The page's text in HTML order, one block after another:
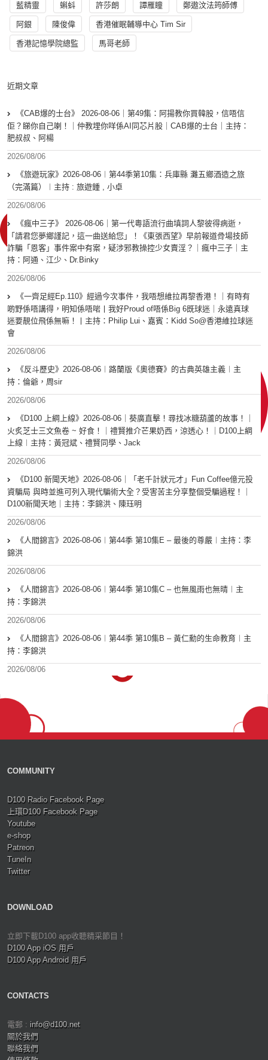
藍精靈 蝌蚪 許莎朗 譚雁瞳 鄭遨汶法筠師傅
阿銀 陳俊偉 香港催眠輔導中心 Tim Sir
香港記憶學院總監 馬哥老師
近期文章
《CAB爆的士台》 2026-08-06｜第49集：阿揚教你買韓股，信唔信
佢？睇你自己喇！｜仲教埋你咩係AI同芯片股｜CAB爆的士台｜主持：
肥叔叔、阿楊
2026/08/06
《旅遊玩家》2026-08-06︱第44季第10集：兵庫縣 灘五鄉酒造之旅
（完滿篇）︱主持 : 旅遊鍾 , 小卓
2026/08/06
《瘋中三子》 2026-08-06｜第一代粵語流行曲填詞人黎彼得病逝，
「請君您夢鄉謹記，這一曲送給您」！《東張西望》早前報道骨場技師
詐騙「恩客」事件案中有案，疑涉邪教操控少女賣淫？｜瘋中三子｜主
持：阿通、江少、Dr.Binky
2026/08/06
《一齊足經Ep.110》經過今次事件，我唔想維拉再黎香港！｜有時有
啲野係唔講得，明知係唔啱丨我好Proud of唔係Big 6既球迷｜永遠真球
迷要靚位飛係無嘛！丨主持：Philip Lui、嘉賓：Kidd So@香港維拉球迷
會
2026/08/06
《反斗歷史》2026-08-06︱路蘭版《奧德賽》的古典英雄主義︱主
持：倫爺，周sir
2026/08/06
《D100 上綱上線》2026-08-06｜葵廣直擊！尋找冰糖葫蘆的故事！｜
火炙芝士三文魚卷 ~ 好食！｜禮賢推介芒果奶西，涼透心！｜D100上綱
上線︱主持：黃冠斌、禮賢同學、Jack
2026/08/06
《D100 新聞天地》2026-08-06｜「老千計狀元才」Fun Coffee億元投
資騙局 與時並進可列入現代騙術大全？受害苦主分享整個受騙過程！｜
D100新聞天地｜主持：李錦洪、陳珏明
2026/08/06
《人間錦言》2026-08-06︱第44季 第10集E – 最後的尊嚴︱主持：李
錦洪
2026/08/06
《人間錦言》2026-08-06︱第44季 第10集C – 也無風雨也無晴︱主
持：李錦洪
2026/08/06
《人間錦言》2026-08-06︱第44季 第10集B – 黃仁勳的生命教育︱主
持：李錦洪
2026/08/06
COMMUNITY
D100 Radio Facebook Page
上環D100 Facebook Page
Youtube
e-shop
Patreon
TuneIn
Twitter
DOWNLOAD
立即下載D100 app收聽精采節目！
D100 App iOS 用戶
D100 App Android 用戶
CONTACTS
電郵 : info@d100.net
關於我們
聯絡我們